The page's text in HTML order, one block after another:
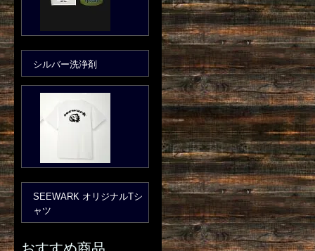
シルバー洗浄剤
SEEWARK オリジナルTシ
ャツ
おすすめ商品